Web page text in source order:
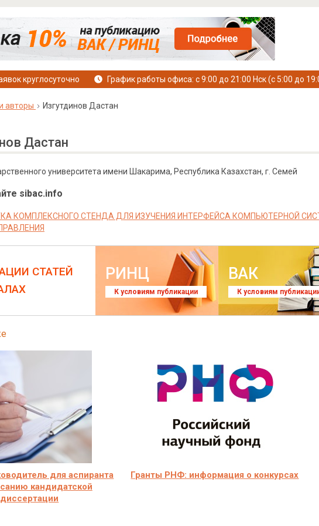
круглосуточно График работы офиса: с 9:00 до 21:00 Нск (с 5:00 до
авторы Изгутдинов Дастан
Дастан
университета имени Шакарима, Республика Казахстан, г. Семей
sibac.info
КОМПЛЕКСНОГО СТЕНДА ДЛЯ ИЗУЧЕНИЯ ИНТЕРФЕЙСА КОМПЬЮТЕРНОЙ
СТАТЕЙ
РИНЦ
К условиям публикации
ВАК
К условиям
для аспиранта
кандидатской
диссертации
Гранты РНФ: информация о конкурсах